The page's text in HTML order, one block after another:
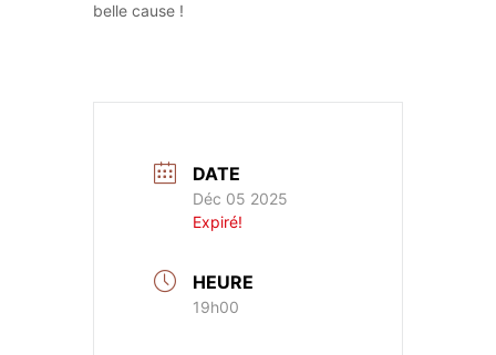
belle cause !
DATE
Déc 05 2025
Expiré!
HEURE
19h00